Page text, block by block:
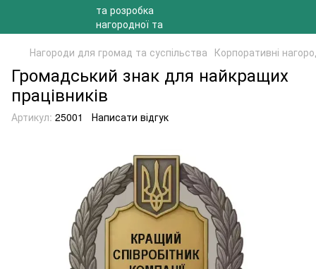
Нагороди для громад та суспільства Корпоративні
Громадський знак для найкращих
працівників
Артикул: 25001 Написати відгук